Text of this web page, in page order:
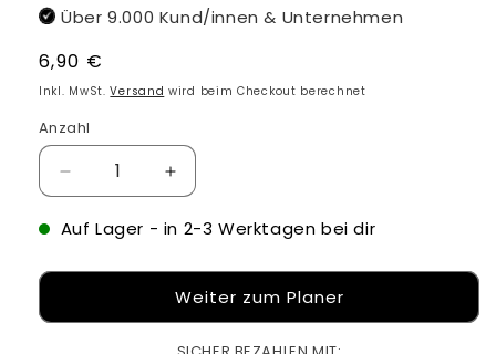
Über 9.000 Kund/innen & Unternehmen
Normaler
Preis
6,90 €
Inkl. MwSt.Versand wird beim Checkout berechnet
Anzahl
Verringere
die
Menge
Bügelbilder
selbst
Erhöhe
die
Menge
Bügelbilder
zum
selbst
gestalten
Auf Lager - in 2-3 Werktagen bei dir
Weiter zum Planer